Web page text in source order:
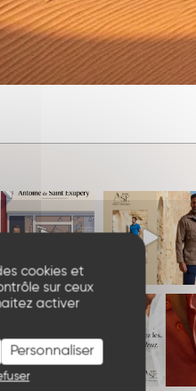
cookies et
sur ceux
activer
Personnaliser